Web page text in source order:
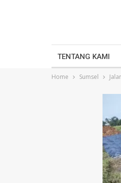
TENTANG KAMI
Home Sumsel